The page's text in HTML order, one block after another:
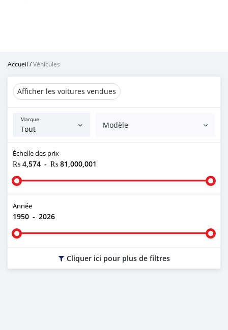
Accueil /Véhicules
Afficher les voitures vendues
Marque
Modèle
Échelle des prix
₨ 4,574 - ₨ 81,000,001
Année
1950 - 2026
Cliquer ici pour plus de filtres